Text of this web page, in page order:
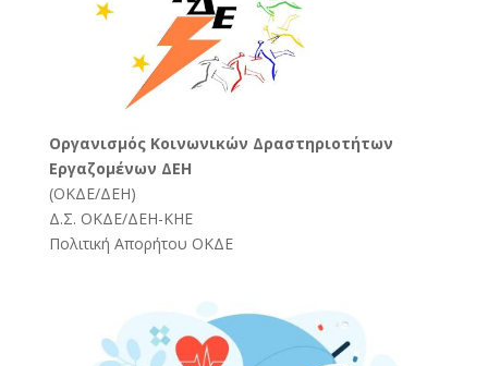
Oργανισμός Κοινωνικών Δραστηριοτήτων
Εργαζομένων ΔΕΗ
(ΟΚΔΕ/ΔΕΗ)
Δ.Σ. ΟΚΔΕ/ΔΕΗ-ΚΗΕ
Πολιτική Απορήτου ΟΚΔΕ